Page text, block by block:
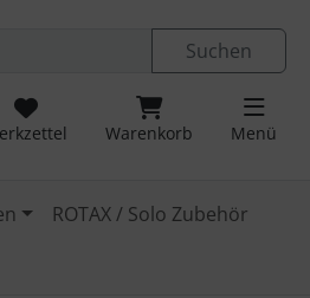
Suchen
Warenkorb Menü
ROTAX / Solo Zubehör